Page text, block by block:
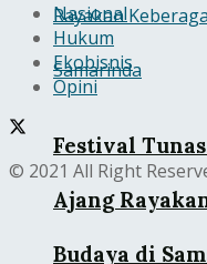
Festival
Ajang
Budaya di
Nasional
Hukum
Ekobisnis
Opini
© 2021 All Right